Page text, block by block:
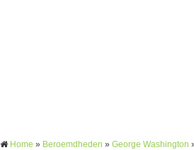
Home » Beroemdheden » George Washington